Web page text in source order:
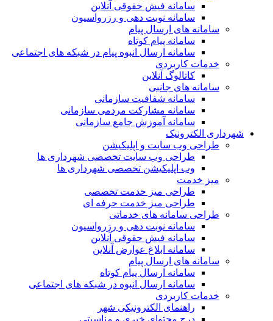
سامانه فیش حقوقی آنلاین
سامانه نوبت دهی و رزرواسیون
سامانه های ارسال پیام
سامانه پیام کوتاه
سامانه ارسال انبوه پیام در شبکه های اجتماعی
خدمات کاربردی
کاتالوگ آنلاین
سامانه های جانبی
سامانه شفافیت سازمانی
سامانه مشارکت مردمی سازمانی
سامانه آموزش جامع سازمانی
شهرداری الکترونیک
طراحی وب سایت و اپلیکیشن
طراحی وب سایت تخصصی شهرداری ها
وب اپلیکیشن تخصصی شهرداری ها
میز خدمت
طراحی میز خدمت تخصصی
طراحی میز خدمت حرفه ای
طراحی سامانه های خدماتی
سامانه نوبت دهی و رزرواسیون
سامانه فیش حقوقی آنلاین
سامانه ابلاغ عوارض آنلاین
سامانه های ارسال پیام
سامانه ارسال پیام کوتاه
سامانه ارسال انبوه در شبکه های اجتماعی
خدمات کاربردی
راهنمای الکترونیکی شهر
درج محتوای خبری و مناسبتی